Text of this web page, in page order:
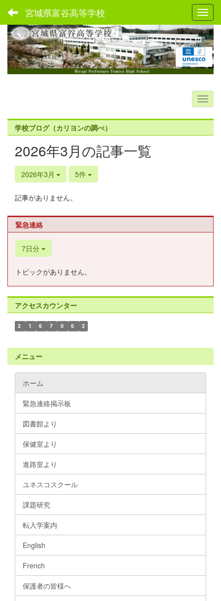
宮城県富谷高等学校
学校ブログ（カリヨンの調べ）
2026年3月の記事一覧
2026年3月 5件
記事がありません。
緊急連絡
7日分
トピックがありません。
アクセスカウンター
2 1 6 7 0 6 2
メニュー
ホーム
緊急連絡掲示板
図書館より
保健室より
進路室より
ユネスコスクール
課題研究
転入学案内
English
French
保護者の皆様へ